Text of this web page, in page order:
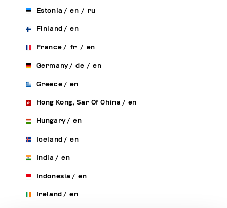
Estonia / en / ru
Finland / en
France / fr / en
Germany / de / en
Greece / en
Hong Kong, Sar Of China / en
Hungary / en
Iceland / en
India / en
Indonesia / en
Ireland / en